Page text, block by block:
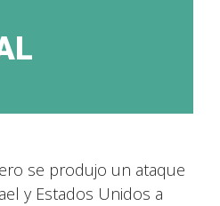
se produjo un ataque
y Estados Unidos a